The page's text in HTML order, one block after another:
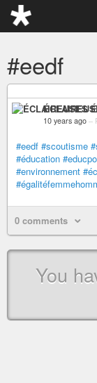
#eedf
10 years ago –
#eedf #scoutisme
#éducation
#environnement
0 comments
You